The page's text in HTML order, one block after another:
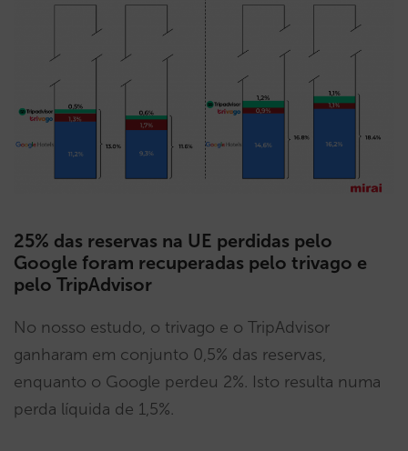
25% das reservas na UE perdidas pelo
Google foram recuperadas pelo trivago e
pelo TripAdvisor
No nosso estudo, o trivago e o TripAdvisor
ganharam em conjunto 0,5% das reservas,
enquanto o Google perdeu 2%. Isto resulta numa
perda líquida de 1,5%.